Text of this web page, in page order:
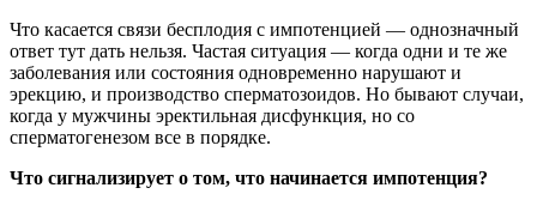
Что касается связи бесплодия с импотенцией — однозначный
ответ тут дать нельзя. Частая ситуация — когда одни и те же
заболевания или состояния одновременно нарушают и
эрекцию, и производство сперматозоидов. Но бывают случаи,
когда у мужчины эректильная дисфункция, но со
сперматогенезом все в порядке.
Что сигнализирует о том, что начинается импотенция?